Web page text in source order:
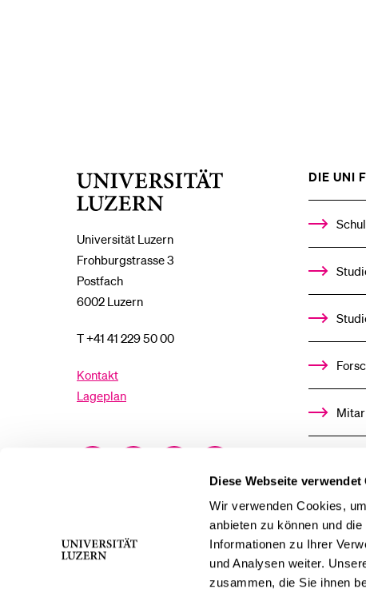
Diese Webseite verwendet
Wir verwenden Cookies,
anbieten zu können und
Informationen zu Ihrer
und Analysen weiter.
zusammen, die Sie ihnen
Universität Luzern
Frohburgstrasse 3
Postfach
6002 Luzern
T +41 41 229 50 00
Kontakt
Lageplan
DIE UNI